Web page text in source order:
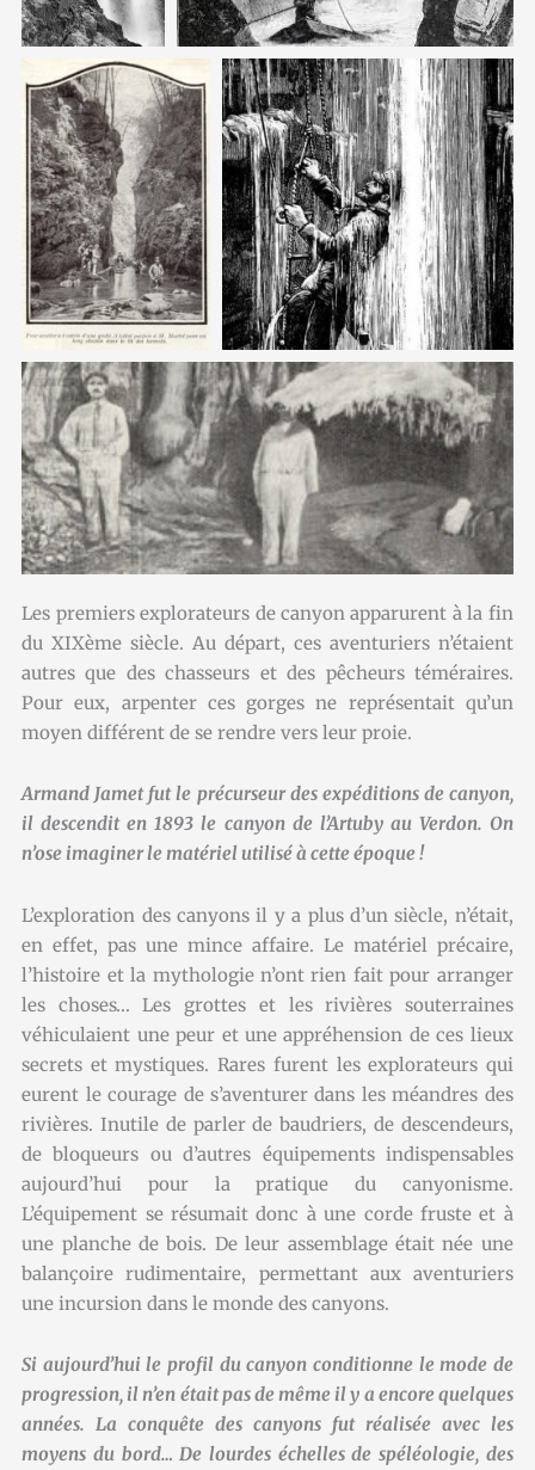
Les premiers explorateurs de canyon apparurent à la fin
du XIXème siècle. Au départ, ces aventuriers n’étaient
autres que des chasseurs et des pêcheurs téméraires.
Pour eux, arpenter ces gorges ne représentait qu’un
moyen différent de se rendre vers leur proie.
Armand Jamet fut le précurseur des expéditions de canyon,
il descendit en 1893 le canyon de l’Artuby au Verdon. On
n’ose imaginer le matériel utilisé à cette époque !
L’exploration des canyons il y a plus d’un siècle, n’était,
en effet, pas une mince affaire. Le matériel précaire,
l’histoire et la mythologie n’ont rien fait pour arranger
les choses… Les grottes et les rivières souterraines
véhiculaient une peur et une appréhension de ces lieux
secrets et mystiques. Rares furent les explorateurs qui
eurent le courage de s’aventurer dans les méandres des
rivières. Inutile de parler de baudriers, de descendeurs,
de bloqueurs ou d’autres équipements indispensables
aujourd’hui pour la pratique du canyonisme.
L’équipement se résumait donc à une corde fruste et à
une planche de bois. De leur assemblage était née une
balançoire rudimentaire, permettant aux aventuriers
une incursion dans le monde des canyons.
Si aujourd’hui le profil du canyon conditionne le mode de
progression, il n’en était pas de même il y a encore quelques
années. La conquête des canyons fut réalisée avec les
moyens du bord… De lourdes échelles de spéléologie, des